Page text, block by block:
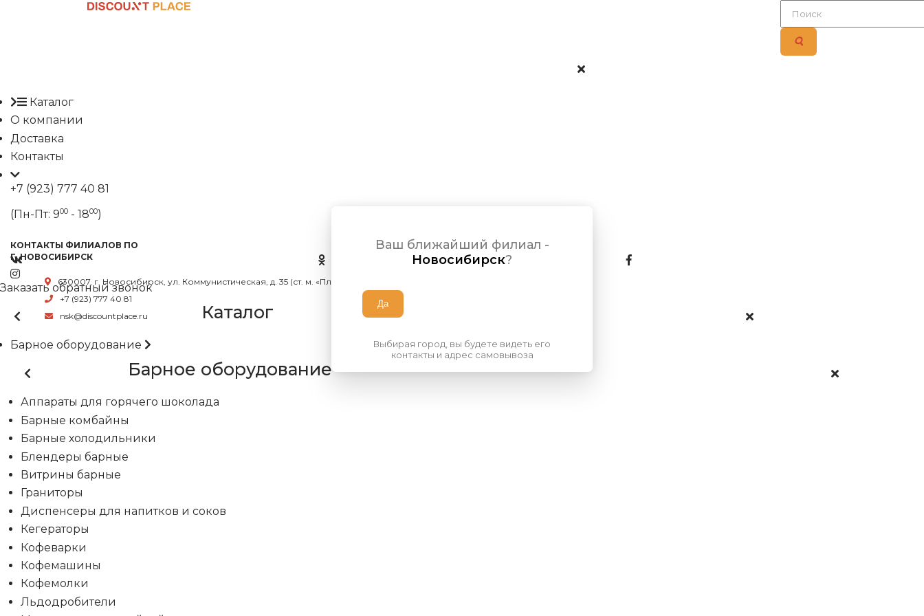
Каталог
О компании
Доставка
Контакты
+7 (923) 777 40 81
(Пн-Пт: 900 - 1800)
КОНТАКТЫ ФИЛИАЛОВ ПО
Г. НОВОСИБИРСК
630007, г. Новосибирск, ул. Коммунистическая, д. 35 (ст. м. «Площадь Ленина»)
+7 (923) 777 40 81
nsk@discountplace.ru
Заказать обратный звонок
Каталог
Барное оборудование
Барное оборудование
Аппараты для горячего шоколада
Барные комбайны
Барные холодильники
Блендеры барные
Витрины барные
Граниторы
Диспенсеры для напитков и соков
Кегераторы
Кофеварки
Кофемашины
Кофемолки
Льдодробители
Ваш ближайший филиал -
Новосибирск?
Выбирая город, вы будете видеть его
контакты и адрес самовывоза